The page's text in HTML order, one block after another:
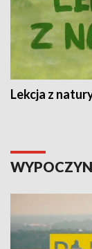
Lekcja z